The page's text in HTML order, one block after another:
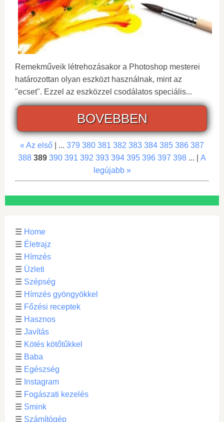
Remekműveik létrehozásakor a Photoshop mesterei
határozottan olyan eszközt használnak, mint az
"ecset". Ezzel az eszközzel csodálatos speciális...
BOVEBBEN
« Az első | ... 379 380 381 382 383 384 385 386 387
388 389 390 391 392 393 394 395 396 397 398 ... | A
legújabb »
☰ Home
☰ Életrajz
☰ Hímzés
☰ Üzleti
☰ Szépség
☰ Hímzés gyöngyökkel
☰ Főzési receptek
☰ Hasznos
☰ Javítás
☰ Kötés kötőtűkkel
☰ Baba
☰ Egészség
☰ Instagram
☰ Fogászati kezelés
☰ Smink
☰ Számítógép